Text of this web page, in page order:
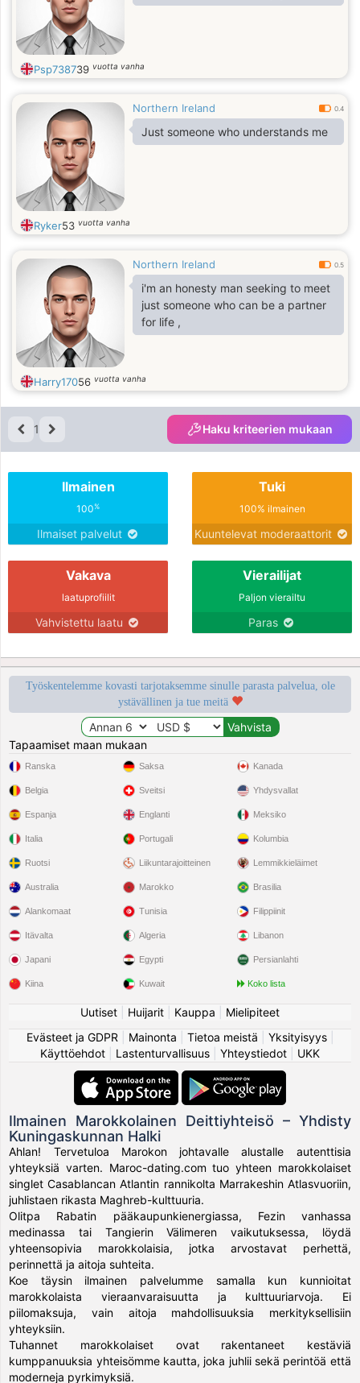
Psp738739 vuotta vanha
Northern Ireland 0.4
Just someone who understands me
Ryker53 vuotta vanha
Northern Ireland 0.5
i'm an honesty man seeking to meet
just someone who can be a partner
for life ,
Harry17056 vuotta vanha
1 Haku kriteerien mukaan
Ilmainen
100%
Ilmaiset palvelut
Tuki
100% ilmainen
Kuuntelevat moderaattorit
Vakava
laatuprofiilit
Vahvistettu laatu
Vierailijat
Paljon vierailtu
Paras
Työskentelemme kovasti tarjotaksemme sinulle parasta palvelua, ole
ystävällinen ja tue meitä
Tapaamiset maan mukaan
Ranska
Belgia
Espanja
Italia
Ruotsi
Saksa
Sveitsi
Englanti
Portugali
Liikuntarajoitteinen
Kanada
Yhdysvallat
Meksiko
Kolumbia
Lemmikkieläimet
Australia
Alankomaat
Itävalta
Japani
Kiina
Marokko
Tunisia
Algeria
Egypti
Kuwait
Brasilia
Filippiinit
Libanon
Persianlahti
Koko lista
Uutiset Huijarit Kauppa
Mielipiteet
Evästeet ja GDPR
Mainonta Tietoa meistä Yksityisyys|
Käyttöehdot
Lastenturvallisuus Yhteystiedot UKK
Ilmainen Marokkolainen Deittiyhteisö – Yhdisty
Kuningaskunnan Halki
Ahlan! Tervetuloa Marokon johtavalle alustalle autenttisia
yhteyksiä varten. Maroc-dating.com tuo yhteen marokkolaiset
singlet Casablancan Atlantin rannikolta Marrakeshin Atlasvuoriin,
juhlistaen rikasta Maghreb-kulttuuria.
Olitpa Rabatin pääkaupunkienergiassa, Fezin vanhassa
medinassa tai Tangierin Välimeren vaikutuksessa, löydä
yhteensopivia marokkolaisia, jotka arvostavat perhettä,
perinnettä ja aitoja suhteita.
Koe täysin ilmainen palvelumme samalla kun kunnioitat
marokkolaista vieraanvaraisuutta ja kulttuuriarvoja. Ei
piilomaksuja, vain aitoja mahdollisuuksia merkityksellisiin
yhteyksiin.
Tuhannet marokkolaiset ovat rakentaneet kestäviä
kumppanuuksia yhteisömme kautta, joka juhlii sekä perintöä että
moderneja pyrkimyksiä.